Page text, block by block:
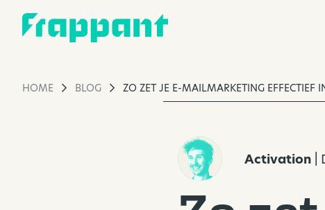
HOME BLOG ZO ZET JE E-MAILMARKETING EFFECTIEF
Activation |